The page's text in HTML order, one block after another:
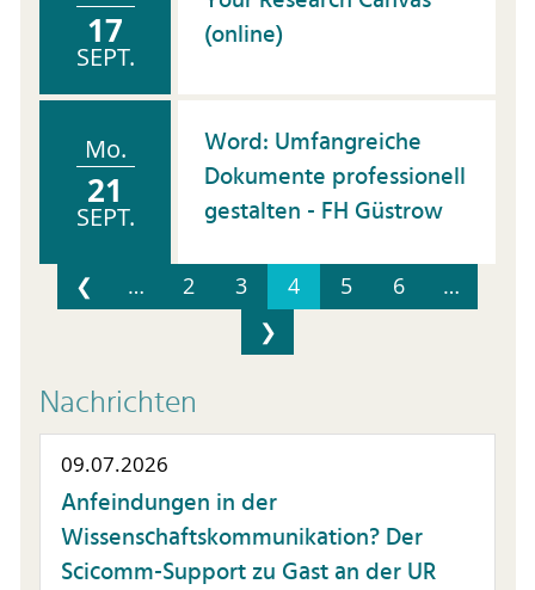
17
SEPT.
(online)
Mo.
21
SEPT.
Word: Umfangreiche
Dokumente professionell
gestalten - FH Güstrow
❮ … 2 3 4 5 6
…
❯
Nachrichten
09.07.2026
Anfeindungen in der
Wissenschaftskommunikation? Der
Scicomm-Support zu Gast an der UR